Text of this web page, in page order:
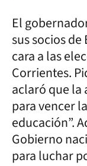
El
sus socios de
cara a las
Corrientes.
aclaró que la
para vencer
educación”.
Gobierno
para luchar